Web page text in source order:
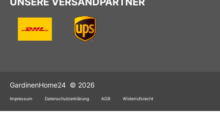
GardinenHome24 © 2026
Impressum Datenschutzerklärung AGB Widerrufsrecht